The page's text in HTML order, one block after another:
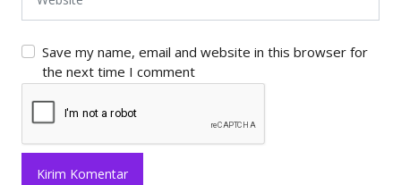
Save my name, email and website in this browser for
the next time I comment